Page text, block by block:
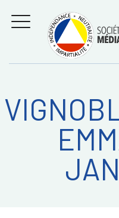
Régler les litiges
entre
professionnels
la médiation de
consommation
MENU
Recherche